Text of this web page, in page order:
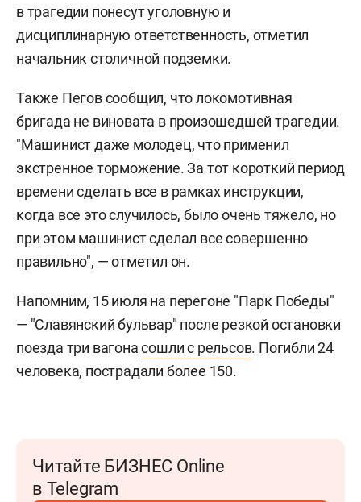
в трагедии понесут уголовную и
дисциплинарную ответственность, отметил
начальник столичной подземки.
Также Пегов сообщил, что локомотивная
бригада не виновата в произошедшей трагедии.
"Машинист даже молодец, что применил
экстренное торможение. За тот короткий период
времени сделать все в рамках инструкции,
когда все это случилось, было очень тяжело, но
при этом машинист сделал все совершенно
правильно", — отметил он.
Напомним, 15 июля на перегоне "Парк Победы"
— "Славянский бульвар" после резкой остановки
поезда три вагонасошли с рельсов. Погибли 24
человека, пострадали более 150.
Читайте БИЗНЕС Online
в Telegram